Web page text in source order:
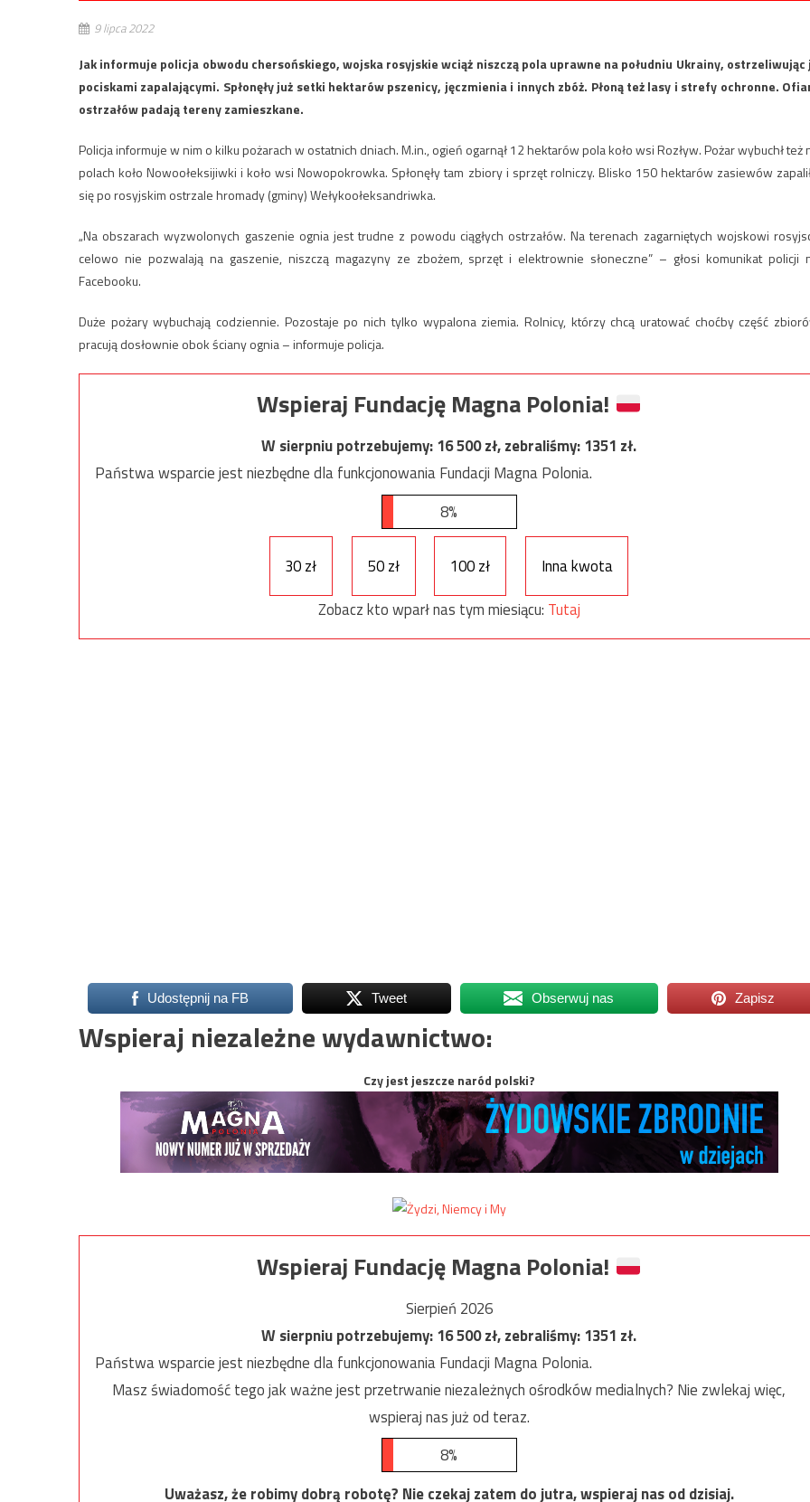
9 lipca 2022
Jak informuje policja obwodu chersońskiego, wojska rosyjskie wciąż niszczą pola uprawne na południu Ukrainy, ostrzeliwując
pociskami zapalającymi. Spłonęły już setki hektarów pszenicy, jęczmienia i innych zbóż. Płoną też lasy i strefy ochronne.
ostrzałów padają tereny zamieszkane.
Policja informuje w nim o kilku pożarach w ostatnich dniach. M.in., ogień ogarnął 12 hektarów pola koło wsi Rozływ. Pożar wybuchł też
polach koło Nowoołeksijiwki i koło wsi Nowopokrowka. Spłonęły tam zbiory i sprzęt rolniczy. Blisko 150 hektarów zasiewów
się po rosyjskim ostrzale hromady (gminy) Wełykoołeksandriwka.
„Na obszarach wyzwolonych gaszenie ognia jest trudne z powodu ciągłych ostrzałów. Na terenach zagarniętych wojskowi
celowo nie pozwalają na gaszenie, niszczą magazyny ze zbożem, sprzęt i elektrownie słoneczne” – głosi komunikat policji
Facebooku.
Duże pożary wybuchają codziennie. Pozostaje po nich tylko wypalona ziemia. Rolnicy, którzy chcą uratować choćby część
pracują dosłownie obok ściany ognia – informuje policja.
Wspieraj Fundację Magna Polonia!
W sierpniu potrzebujemy:16 500zł, zebraliśmy:1351 zł.
Państwa wsparcie jest niezbędne dla funkcjonowania Fundacji Magna Polonia.
8%
30 zł 50 zł 100 zł
Inna kwota
Zobacz kto wparł nas tym miesiącu: Tutaj
Udostępnij na FB Tweet Obserwuj nas Zapisz
Wspieraj niezależne wydawnictwo:
Czy jest jeszcze naród polski?
Wspieraj Fundację Magna Polonia!
Sierpień 2026
W sierpniu potrzebujemy:16 500zł, zebraliśmy:1351 zł.
Państwa wsparcie jest niezbędne dla funkcjonowania Fundacji Magna Polonia.
Masz świadomość tego jak ważne jest przetrwanie niezależnych ośrodków medialnych? Nie zwlekaj więc,
wspieraj nas już od teraz.
8%
Uważasz, że robimy dobrą robotę? Nie czekaj zatem do jutra, wspieraj nas od dzisiaj.